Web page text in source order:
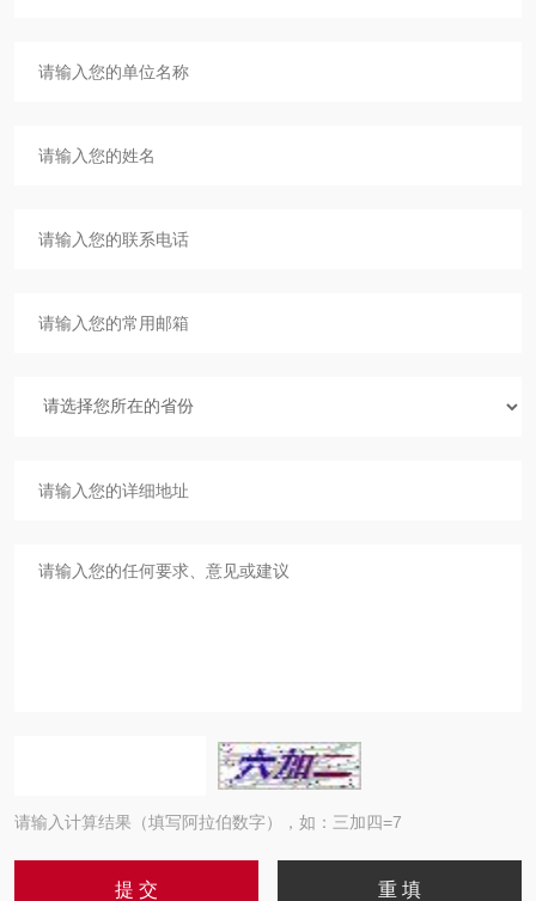
请输入计算结果（填写阿拉伯数字），如：三加四=7